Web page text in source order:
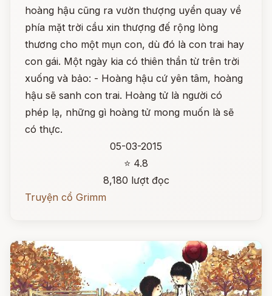
hoàng hậu cũng ra vườn thượng uyển quay về
phía mặt trời cầu xin thượng đế rộng lòng
thương cho một mụn con, dù đó là con trai hay
con gái. Một ngày kia có thiên thần từ trên trời
xuống và bảo: - Hoàng hậu cứ yên tâm, hoàng
hậu sẽ sanh con trai. Hoàng tử là người có
phép lạ, những gì hoàng tử mong muốn là sẽ
có thực.
05-03-2015
⭐ 4.8
8,180 lượt đọc
Truyện cổ Grimm